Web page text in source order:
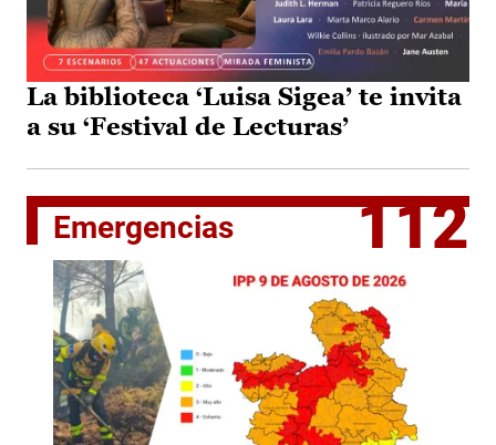
La biblioteca ‘Luisa Sigea’ te invita
a su ‘Festival de Lecturas’
Emergencias 112